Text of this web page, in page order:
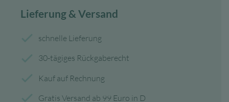
Lieferung & Versand
schnelle Lieferung
30-tägiges Rückgaberecht
Kauf auf Rechnung
Gratis Versand ab 99 Euro in D